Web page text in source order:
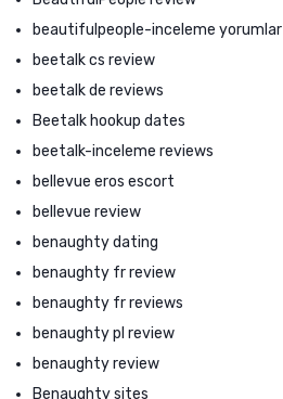
beautifulpeople-inceleme yorumlar
beetalk cs review
beetalk de reviews
Beetalk hookup dates
beetalk-inceleme reviews
bellevue eros escort
bellevue review
benaughty dating
benaughty fr review
benaughty fr reviews
benaughty pl review
benaughty review
Benaughty sites